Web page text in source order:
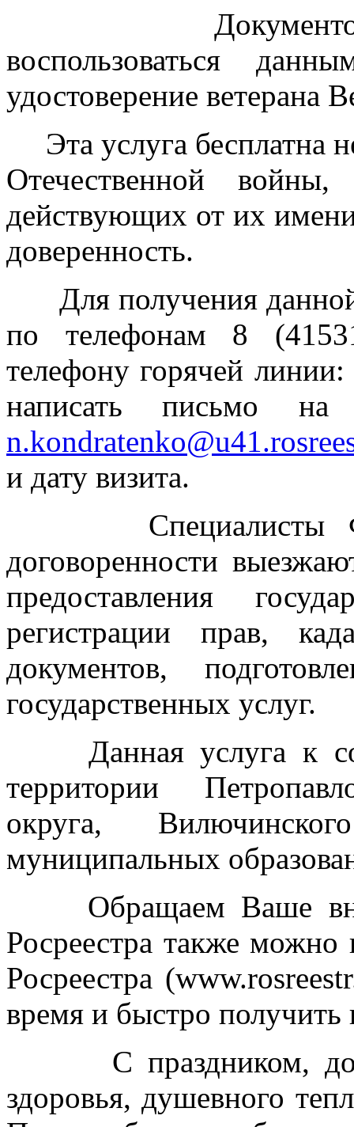
Документом,
воспользоваться
удостоверение ветерана
Эта услуга бесплатна
Отечественной
действующих от их
доверенность.
Для получения данной
по телефонам 8
телефону горячей
написать письмо на
и дату визита.
Специалисты
договоренности
предоставления
регистрации прав,
документов,
государственных услуг.
Данная услуга к
территории
округа,
муниципальных
Обращаем Ваше
Росреестра также можно
Росреестра
время и быстро
С праздником,
здоровья, душевного